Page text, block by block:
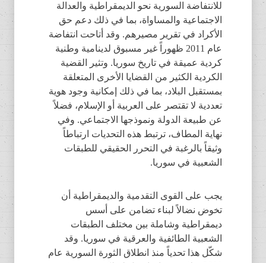
للانتفاضة السورية نحو الديمقراطية والعدالة
الاجتماعية والمساواة، بما في ذلك دعم حق
الأكراد في تقرير مصيرهم. وقد أتاحت انتفاضة
عام 2011 ظهوراً غير مسبوق لدينامية وطنية
كردية عميقة في تاريخ سوريا. وتثير القضية
الكردية الكثير من القضايا الأخرى المتعلقة
بمستقبل البلاد، بما في ذلك إمكانية وجود هوية
تعددية لا تقتصر على العربية أو الإسلام، فضلاً
عن طبيعة الدولة ونموذجها الاجتماعي. وفي
نهاية المطاف، ترتبط هذه التحديات ارتباطاً
وثيقاً بالرغبة في التحرر الحقيقي للطبقات
الشعبية في سوريا.
يجب على القوى التقدمية والديمقراطية أن
تخوض نضالاً لبناء تضامن على أسس
ديمقراطية وشاملة بين مختلف الطبقات
الشعبية الطائفية والعرقية في سوريا. وقد
شكّل هذا تحدياً منذ انطلاق الثورة السورية عام